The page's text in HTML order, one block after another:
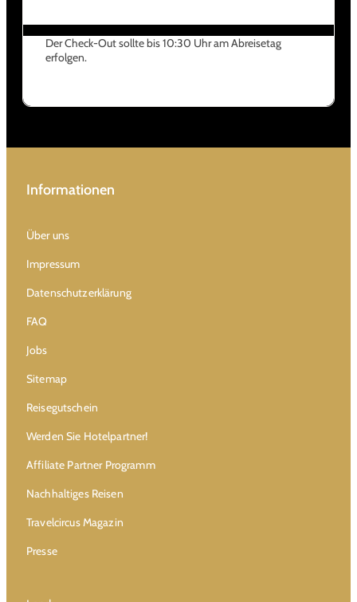
Der Check-Out sollte bis 10:30 Uhr am Abreisetag
erfolgen.
Informationen
Über uns
Impressum
Datenschutzerklärung
FAQ
Jobs
Sitemap
Reisegutschein
Werden Sie Hotelpartner!
Affiliate Partner Programm
Nachhaltiges Reisen
Travelcircus Magazin
Presse